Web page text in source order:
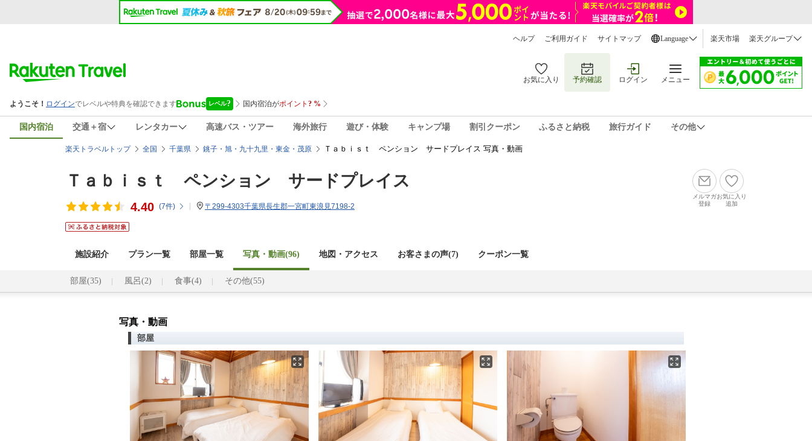
ヘルプ ご利用ガイド サイトマップ Language 楽天市場 楽天グループ
お気に入り 予約確認 ログイン メニュー
国内宿泊 交通＋宿 レンタカー 高速バス・ツアー 海外旅行 遊び・体験 キャンプ場 割引クーポン ふるさと納税 旅行ガイド その他
楽天トラベルトップ 全国 千葉県 銚子・旭・九十九里・東金・茂原 Ｔａｂｉｓｔ ペンション サードプレイス 写真・動画
Ｔａｂｉｓｔ ペンション サードプレイス
4.40 (7件) 〒299-4303千葉県長生郡一宮町東浪見7198-2
メルマガ
登録
お気に入り
追加
施設紹介 プラン一覧 部屋一覧 写真・動画(96) 地図・アクセス お客さまの声(7) クーポン一覧
部屋(35) 風呂(2) 食事(4) その他(55)
写真・動画
部屋